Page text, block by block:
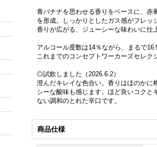
青バナナを思わせる香りをベースに、赤
を形成。しっかりとしたガス感がフレ
香りが広がる、ジューシーな味わいに仕
アルコール度数は14％ながら、まるで
これまでのコンセプトワーカーズセレク
◎試飲しました（2026.6.2）
澄んだキレイな色合い。香りはほのかに
シーな酸味も感じます。ほど良いコク
ない調和のとれた辛口です。
商品仕様